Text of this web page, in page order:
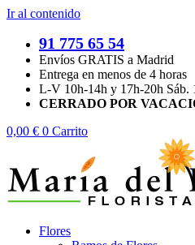
Ir al contenido
91 775 65 54
Envíos GRATIS a Madrid
Entrega en menos de 4 horas
L-V 10h-14h y 17h-20h Sáb.
CERRADO POR
0,00 € 0 Carrito
Flores